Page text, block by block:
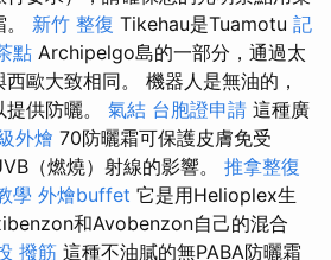
新竹 整復 Tikehau是Tuamotu 記
點 Archipelgo島的一部分，通過太
歐大致相同。 機器人是無油的，
供防曬。 氣結 台胞證申請 這種廣
外燴 70防曬霜可保護皮膚免受
（燃燒）射線的影響。 推拿整復
學 外燴buffet 它是用Helioplex生
和Avobenzon自己的混合
撥筋 這種不油膩的無PABA防曬霜